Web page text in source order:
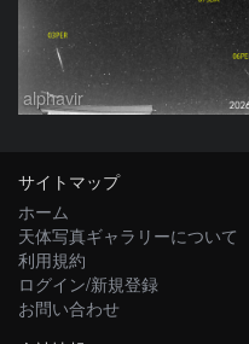
alphavir
サイトマップ
ホーム
天体写真ギャラリーについて
利用規約
ログイン/新規登録
お問い合わせ